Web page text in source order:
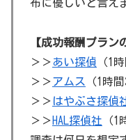
布に優しいと言え
【成功報酬プラン
＞＞あい探偵 （1
＞＞アムス
（1時
＞＞ はやぶさ探偵
＞＞ HAL探偵社 （1